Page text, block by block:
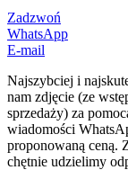
Zadzwoń
WhatsApp
E-mail
Najszybciej i
nam zdjęcie (ze
sprzedaży) za
wiadomości
proponowaną ceną.
chętnie udzielimy